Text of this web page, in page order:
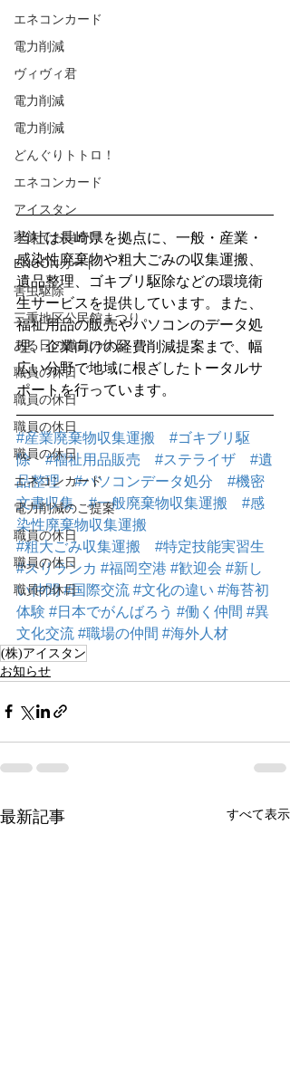
エネコンカード
電力削減
ヴィヴィ君
電力削減
電力削減
どんぐりトトロ！
エネコンカード
アイスタン
家族でお出かけ
ENCONカード
害虫駆除
三重地区公民館まつり
ある日の職員の休日
職員の休日
職員の休日
職員の休日
職員の休日
エネコンカード
電力削減のご提案
職員の休日
職員の休日
職員の休日
当社は長崎県を拠点に、一般・産業・
感染性廃棄物や粗大ごみの収集運搬、
遺品整理、ゴキブリ駆除などの環境衛
生サービスを提供しています。また、
福祉用品の販売やパソコンのデータ処
理、企業向けの経費削減提案まで、幅
広い分野で地域に根ざしたトータルサ
ポートを行っています。
#産業廃棄物収集運搬
#ゴキブリ駆
除
#福祉用品販売 #ステライザ
#遺
品整理
#パソコンデータ処分
#機密
文書収集
#一般廃棄物収集運搬
#感
染性廃棄物収集運搬
#粗大ごみ収集運搬
#特定技能実習生
#スリランカ #福岡空港 #歓迎会 #新し
い仲間 #国際交流 #文化の違い #海苔初
体験 #日本でがんばろう #働く仲間 #異
文化交流 #職場の仲間 #海外人材
(株)アイスタン
お知らせ
最新記事 すべて表示